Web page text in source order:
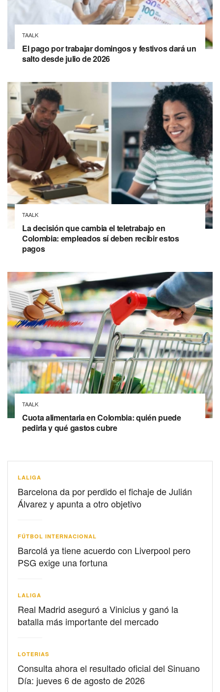
TAALK
El pago por trabajar domingos y festivos dará un
salto desde julio de 2026
TAALK
La decisión que cambia el teletrabajo en
Colombia: empleados sí deben recibir estos
pagos
TAALK
Cuota alimentaria en Colombia: quién puede
pedirla y qué gastos cubre
LALIGA
Barcelona da por perdido el fichaje de Julián
Álvarez y apunta a otro objetivo
FÚTBOL INTERNACIONAL
Barcolá ya tiene acuerdo con Liverpool pero
PSG exige una fortuna
LALIGA
Real Madrid aseguró a Vinicius y ganó la
batalla más importante del mercado
LOTERIAS
Consulta ahora el resultado oficial del Sinuano
Día: jueves 6 de agosto de 2026